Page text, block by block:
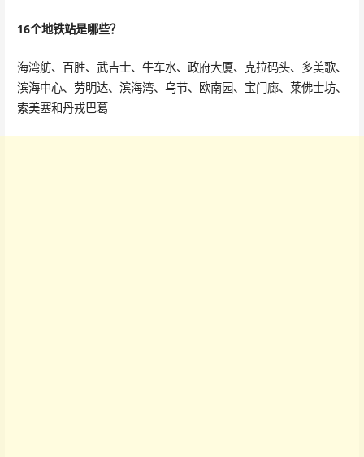
16个地铁站是哪些？
海湾舫、百胜、武吉士、牛车水、政府大厦、克拉码头、多美歌、
滨海中心、劳明达、滨海湾、乌节、欧南园、宝门廊、莱佛士坊、
索美塞和丹戎巴葛